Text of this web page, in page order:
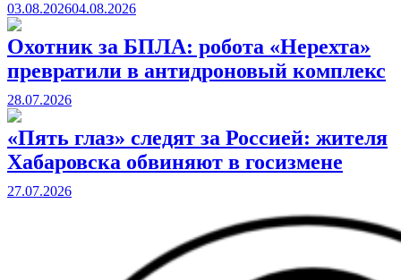
03.08.202604.08.2026
Охотник за БПЛА: робота «Нерехта»
превратили в антидроновый комплекс
28.07.2026
«Пять глаз» следят за Россией: жителя
Хабаровска обвиняют в госизмене
27.07.2026